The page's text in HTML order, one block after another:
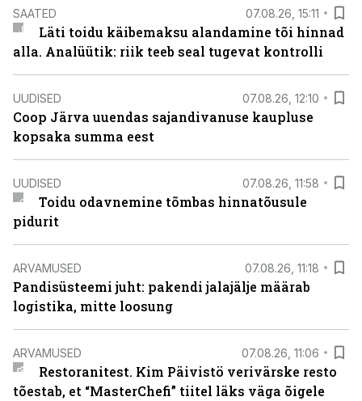
SAATED 07.08.26, 15:11
Läti toidu käibemaksu alandamine tõi hinnad
alla. Analüütik: riik teeb seal tugevat kontrolli
UUDISED 07.08.26, 12:10
Coop Järva uuendas sajandivanuse kaupluse
kopsaka summa eest
UUDISED 07.08.26, 11:58
Toidu odavnemine tõmbas hinnatõusule
pidurit
ARVAMUSED 07.08.26, 11:18
Pandisüsteemi juht: pakendi jalajälje määrab
logistika, mitte loosung
ARVAMUSED 07.08.26, 11:06
Restoranitest. Kim Päivistö verivärske resto
tõestab, et “MasterChefi” tiitel läks väga õigele